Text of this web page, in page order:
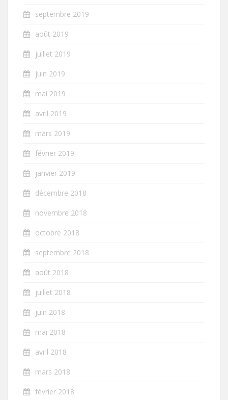
septembre 2019
août 2019
juillet 2019
juin 2019
mai 2019
avril 2019
mars 2019
février 2019
janvier 2019
décembre 2018
novembre 2018
octobre 2018
septembre 2018
août 2018
juillet 2018
juin 2018
mai 2018
avril 2018
mars 2018
février 2018